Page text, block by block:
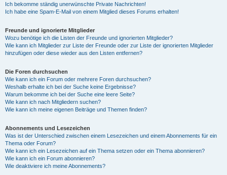
Ich bekomme ständig unerwünschte Private Nachrichten!
Ich habe eine Spam-E-Mail von einem Mitglied dieses Forums erhalten!
Freunde und ignorierte Mitglieder
Wozu benötige ich die Listen der Freunde und ignorierten Mitglieder?
Wie kann ich Mitglieder zur Liste der Freunde oder zur Liste der ignorierten Mitglieder
hinzufügen oder diese wieder aus den Listen entfernen?
Die Foren durchsuchen
Wie kann ich ein Forum oder mehrere Foren durchsuchen?
Weshalb erhalte ich bei der Suche keine Ergebnisse?
Warum bekomme ich bei der Suche eine leere Seite?
Wie kann ich nach Mitgliedern suchen?
Wie kann ich meine eigenen Beiträge und Themen finden?
Abonnements und Lesezeichen
Was ist der Unterschied zwischen einem Lesezeichen und einem Abonnements für ein
Thema oder Forum?
Wie kann ich ein Lesezeichen auf ein Thema setzen oder ein Thema abonnieren?
Wie kann ich ein Forum abonnieren?
Wie deaktiviere ich meine Abonnements?